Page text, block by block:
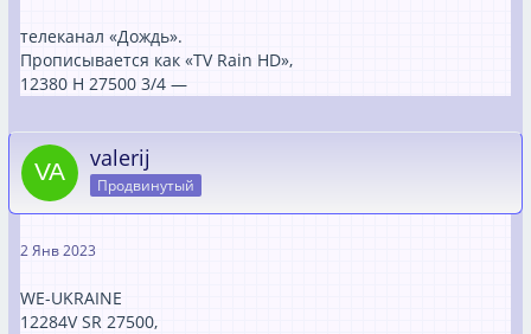
телеканал «Дождь».
Прописывается как «TV Rain HD»,
12380 H 27500 3/4 —
valerij
Продвинутый
2 Янв 2023
WE-UKRAINE
12284V SR 27500,